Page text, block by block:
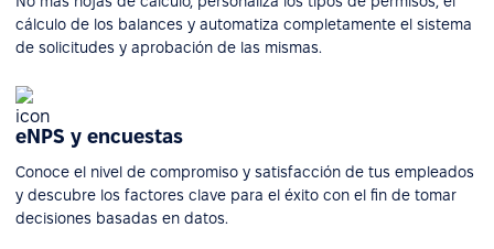
cálculo de los balances y automatiza completamente el sistema
de solicitudes y aprobación de las mismas.
eNPS y encuestas
Conoce el nivel de compromiso y satisfacción de tus empleados
y descubre los factores clave para el éxito con el fin de tomar
decisiones basadas en datos.